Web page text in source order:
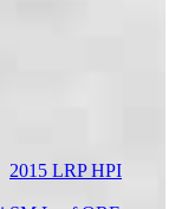
2015 LRP HPI